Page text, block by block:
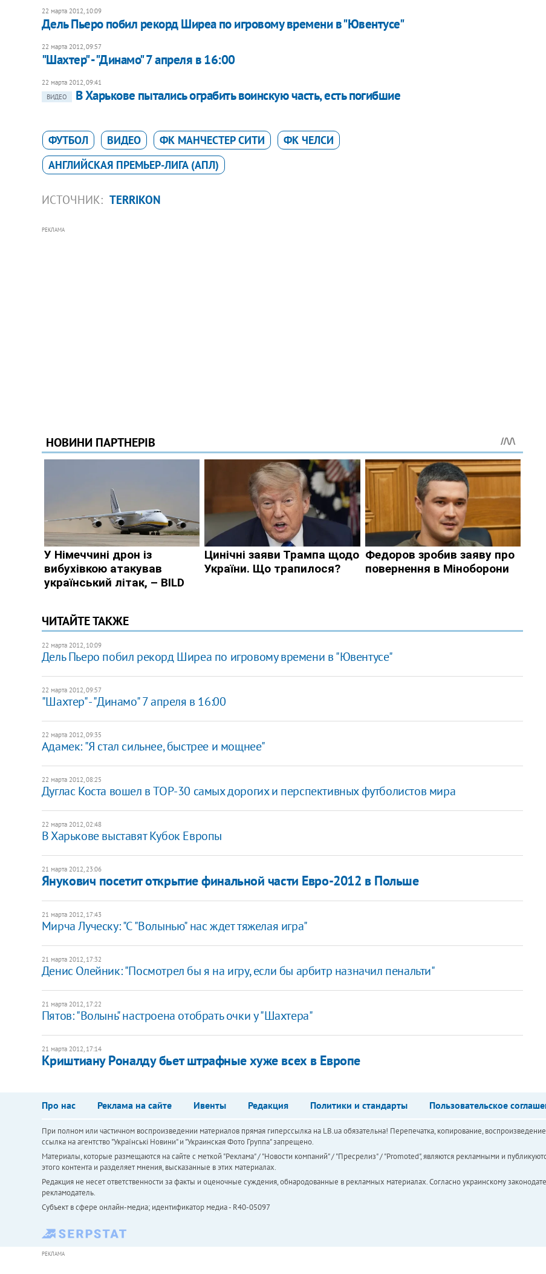
22 марта 2012, 10:09
Дель Пьеро побил рекорд Ширеа по игровому времени в "Ювентусе"
22 марта 2012, 09:57
"Шахтер" - "Динамо" 7 апреля в 16:00
22 марта 2012, 09:41
ВИДЕО
В Харькове пытались ограбить воинскую часть, есть погибшие
ФУТБОЛ ВИДЕО ФК МАНЧЕСТЕР СИТИ
ФК ЧЕЛСИ
АНГЛИЙСКАЯ ПРЕМЬЕР-ЛИГА (АПЛ)
ИСТОЧНИК: TERRIKON
РЕКЛАМА
ЧИТАЙТЕ ТАКЖЕ
22 марта 2012, 10:09
Дель Пьеро побил рекорд Ширеа по игровому времени в "Ювентусе"
22 марта 2012, 09:57
"Шахтер" - "Динамо" 7 апреля в 16:00
22 марта 2012, 09:35
Адамек: "Я стал сильнее, быстрее и мощнее"
22 марта 2012, 08:25
Дуглас Коста вошел в TOP-30 самых дорогих и перспективных футболистов мира
22 марта 2012, 02:48
В Харькове выставят Кубок Европы
21 марта 2012, 23:06
Янукович посетит открытие финальной части Евро-2012 в Польше
21 марта 2012, 17:43
Мирча Луческу: "С "Волынью" нас ждет тяжелая игра"
21 марта 2012, 17:32
Денис Олейник: "Посмотрел бы я на игру, если бы арбитр назначил пенальти"
21 марта 2012, 17:22
Пятов: "Волынь" настроена отобрать очки у "Шахтера"
21 марта 2012, 17:14
Криштиану Роналду бьет штрафные хуже всех в Европе
Про нас Реклама на сайте Ивенты Редакция Политики и стандарты Пользовательское
При полном или частичном воспроизведении материалов прямая гиперссылка на LB.ua обязательна! Перепечатка, копирование,
ссылка на агентство "Українськi Новини" и "Украинская Фото Группа" запрещено.
Материалы, которые размещаются на сайте с меткой "Реклама" / "Новости компаний" / "Пресрелиз" / "Promoted", являются рекламными и
этого контента и разделяет мнения, высказанные в этих материалах.
Редакция не несет ответственности за факты и оценочные суждения, обнародованные в рекламных материалах. Согласно украинскому
рекламодатель.
Субъект в сфере онлайн-медиа; идентификатор медиа - R40-05097
РЕКЛАМА